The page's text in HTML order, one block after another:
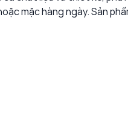
mặc hàng ngày. Sản